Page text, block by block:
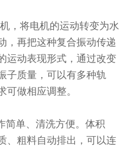
，将电机的运动转变为水
，再把这种复合振动传递
运动表现形式，通过改变
子质量，可以有多种轨
可做相应调整。
简单、清洗方便。体积
、粗料自动排出，可以连